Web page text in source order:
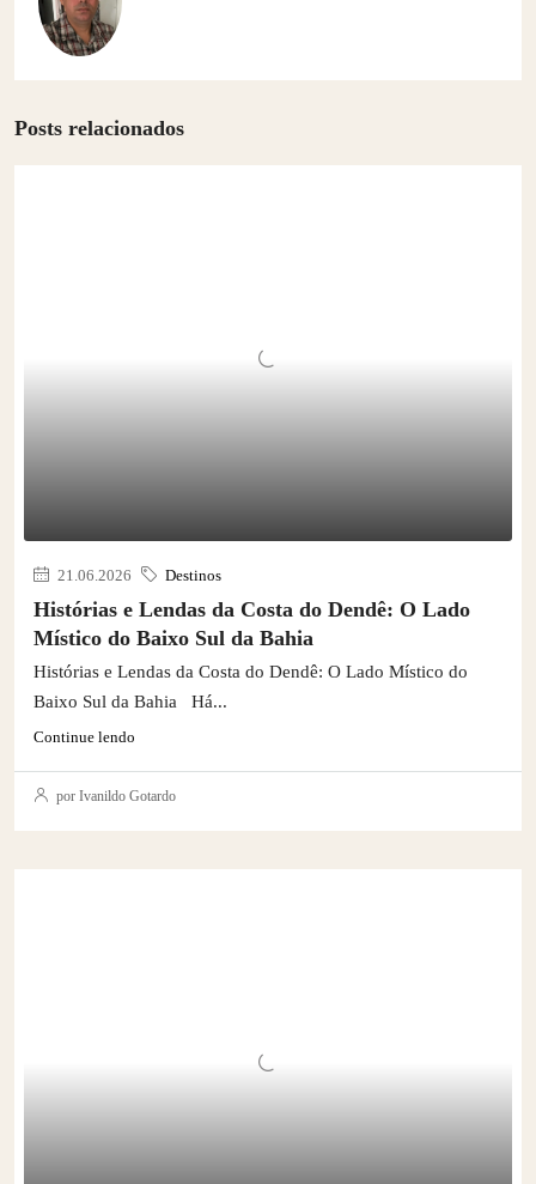
Posts relacionados
21.06.2026 Destinos
Histórias e Lendas da Costa do Dendê: O Lado
Místico do Baixo Sul da Bahia
Histórias e Lendas da Costa do Dendê: O Lado Místico do
Baixo Sul da Bahia Há...
Continue lendo
por Ivanildo Gotardo